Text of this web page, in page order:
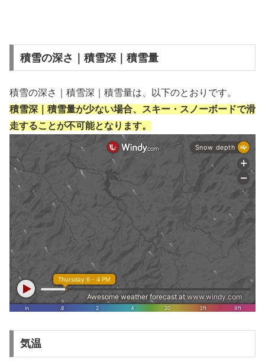
積雪の深さ｜積雪深｜積雪量
積雪の深さ｜積雪深｜積雪量は、以下のとおりです。
積雪深｜積雪量が少ない場合、スキー・スノーボードで滑
走することが不可能となります。
気温